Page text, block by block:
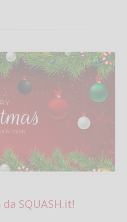
SQUASH.it!